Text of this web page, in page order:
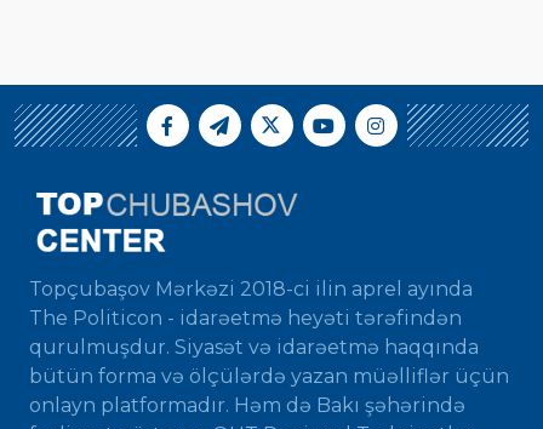
Topçubaşov Mərkəzi 2018-ci ilin aprel ayında
The Politicon - idarəetmə heyəti tərəfindən
qurulmuşdur. Siyasət və idarəetmə haqqında
bütün forma və ölçülərdə yazan müəlliflər üçün
onlayn platformadır. Həm də Bakı şəhərində